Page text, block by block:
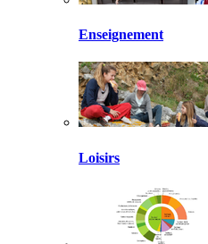
Enseignement
Loisirs